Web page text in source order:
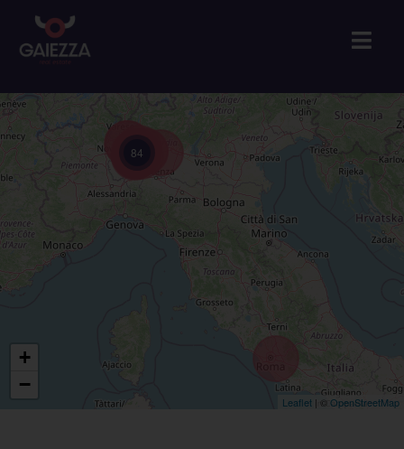
84
+
−
Leaflet | © OpenStreetMap